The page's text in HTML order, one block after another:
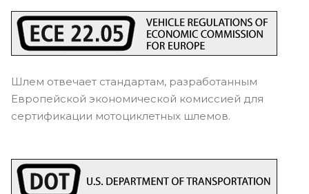
Шлем отвечает стандартам, разработанным
Европейской экономической комиссией для
сертификации мотоциклетных шлемов.